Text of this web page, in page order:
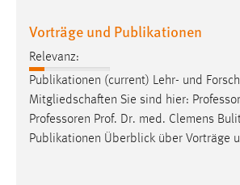
Vorträge und Publikationen
Relevanz:
Publikationen (current) Lehr- und
Mitgliedschaften Sie sind hier:
Professoren Prof. Dr. med. Clemens
Publikationen Überblick über Vorträge